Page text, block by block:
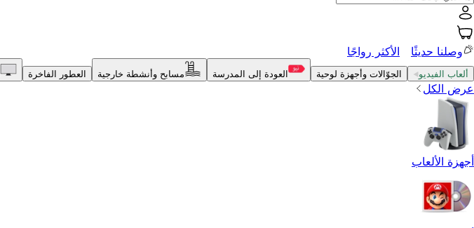
وصلنا حديثًا الأكثر رواجًا
ألعاب الفيديو الجوّالات وأجهزة لوحية العودة إلى المدرسة مسابح وأنشطة خارجية العطور الفاخرة
عرض الكل
أجهزة الألعاب